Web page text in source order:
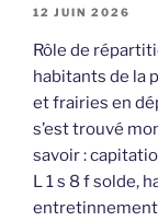
12 JUIN 2026
Rôle de
habitants de la
et frairies en
s’est trouvé
savoir :
L 1 s 8 f solde,
entretinnement